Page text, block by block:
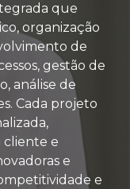
que
organização
de
gestão de
análise de
Cada projeto
cliente e
e
e